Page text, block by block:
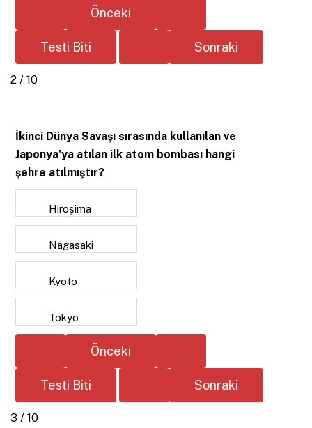
2 / 10
İkinci Dünya Savaşı sırasında kullanılan ve
Japonya’ya atılan ilk atom bombası hangi
şehre atılmıştır?
Hiroşima
Nagasaki
Kyoto
Tokyo
3 / 10